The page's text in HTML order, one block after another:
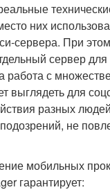
них
сервера. При
сервер для
работа с
выглядеть для
разных
не
мобильных
гарантирует: